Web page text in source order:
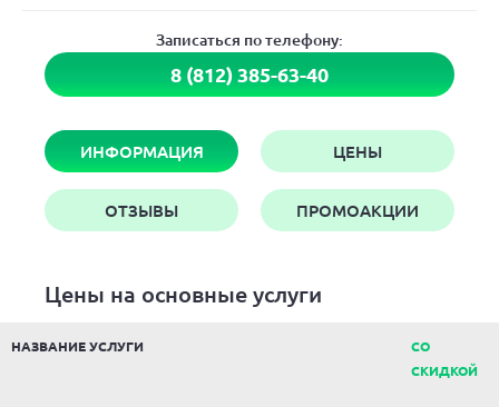
Записаться по телефону:
8 (812) 385-63-40
ИНФОРМАЦИЯ ЦЕНЫ
ОТЗЫВЫ ПРОМОАКЦИИ
Цены на основные услуги
НАЗВАНИЕ УСЛУГИ
СО
СКИДКОЙ